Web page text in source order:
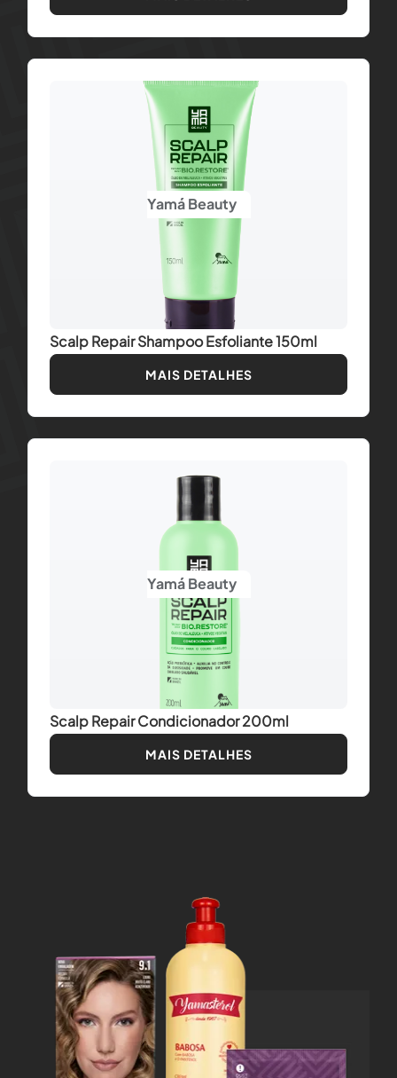
Yamá Beauty
Scalp Repair Shampoo Esfoliante 150ml
MAIS DETALHES
Yamá Beauty
Scalp Repair Condicionador 200ml
MAIS DETALHES